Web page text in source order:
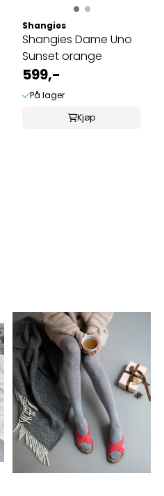
Shangies
Shangies Dame Uno
Sunset orange
599,-
På lager
Kjøp